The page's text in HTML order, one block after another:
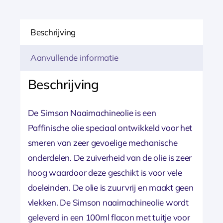
Beschrijving
Aanvullende informatie
Beschrijving
De Simson Naaimachineolie is een
Paffinische olie speciaal ontwikkeld voor het
smeren van zeer gevoelige mechanische
onderdelen. De zuiverheid van de olie is zeer
hoog waardoor deze geschikt is voor vele
doeleinden. De olie is zuurvrij en maakt geen
vlekken. De Simson naaimachineolie wordt
geleverd in een 100ml flacon met tuitje voor